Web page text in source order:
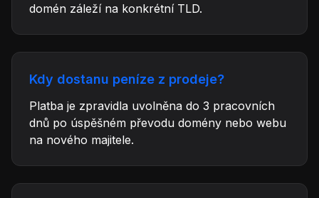
domén záleží na konkrétní TLD.
Kdy dostanu peníze z prodeje?
Platba je zpravidla uvolněna do 3 pracovních
dnů po úspěšném převodu domény nebo webu
na nového majitele.